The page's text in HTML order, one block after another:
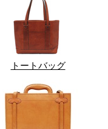
トートバッグ